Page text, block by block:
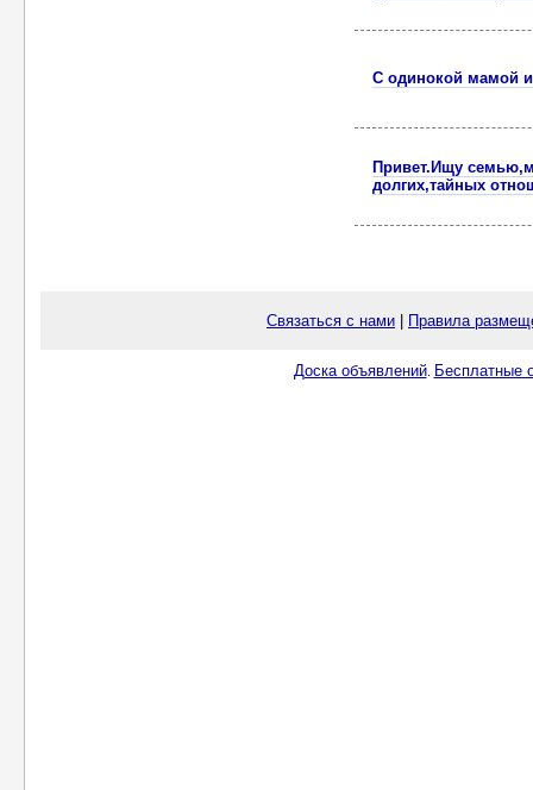
С одинокой мамой
Привет.Ищу
долгих,тайных
Связаться с нами Правила
Доска объявлений. Бесплатные